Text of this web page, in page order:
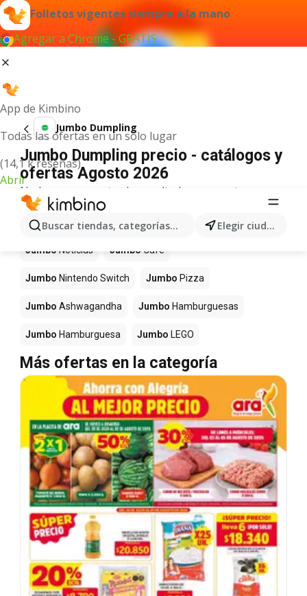
Folletos vigentes siempre a la mano
Agregar a Chrome - GRATIS
App de Kimbino
Todas las ofertas en un solo lugar
(14,1 k reseñas)
Abrir
Buscar tiendas, categorías, productos... Elegir ciudad
Jumbo Dumpling
Jumbo Dumpling precio - catálogos y
ofertas Agosto 2026
No hemos encontrado resultados para este
término.
Más productos en tiendas Jumbo
Jumbo Noticias Jumbo Café
Jumbo Nintendo Switch Jumbo Pizza
Jumbo Ashwagandha Jumbo Hamburguesas
Jumbo Hamburguesa Jumbo LEGO
Más ofertas en la categoría